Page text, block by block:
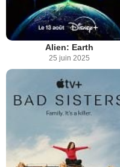
Alien: Earth
25 juin 2025